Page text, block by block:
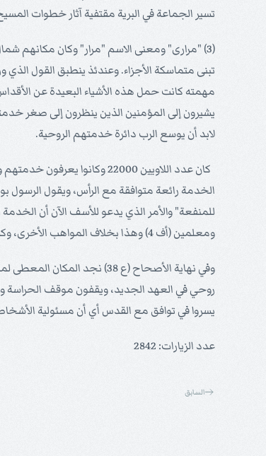
تسير الجماعة في البرية مقتفية آثار خطوات
(3) "مرارى" ومعنى الاسم "مرار" وكان مكانهم
تبنى متماسكة الأجزاء. وعندئذ ينطبق القول الذي
مهمته كانت حمل هذه الأشياء البعيدة عن
يشيرون إلى المؤمنين الذين ينظرون إلى صغر
لابد أن يوسع الرب دائرة خدمتهم الروحية.
كان عدد اللاويين 22000 وكانوا يعرفون خدمتهم وينفذونها، وكانت خدمتهم رائعة ومجيدة، وهم رمز لمؤمني
الخدمة رائعة متوافقة مع الرأس، ويقول الرسول
للمنفعة" والأمر الذي يدعو للأسف الآن أن
ومعلمين (أف 4) وهذا بخلاف المواهب الأخرى، وكان ينبغي أن لا تتداخل الخدمات بعضها في الآخر، الأمر الذي نراه الآن في أماكن كثيرة.
وفي نهاية الأصحاح (ع 38)
روحي في العهد الجديد، ويقفون موقف الحراسة
يسروا في توافق مع القدس أي أن مسئولية
عدد الزيارات: 2842
السابق